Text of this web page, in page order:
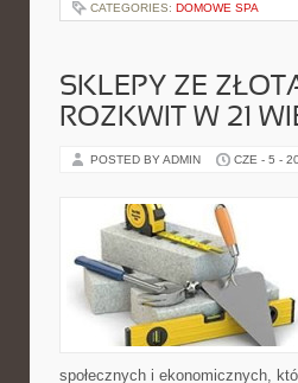
CATEGORIES: DOMOWE SPA
SKLEPY ZE
ROZKWIT W 21
POSTED BY ADMIN CZE - 5 -
społecznych i ekonomicznych,